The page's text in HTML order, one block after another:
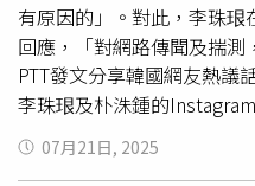
壘，陳啟聖戴罪立功敲出
分；古夢杰保送，墨西哥總
丘，換上第4任投手巴雷諾
李秉容保送，中華隊擠回追
中華隊終於回穩，鍾定栩
澄安打，墨西哥左外野手
有原因的」。對此，李珠
回應，「對網路傳聞及揣
PTT發文分享韓國網友熱議
李珠珢及朴洙鍾的
人分別有追蹤被外界視為
為「1324_xyxx」以及「
07月21日, 2025